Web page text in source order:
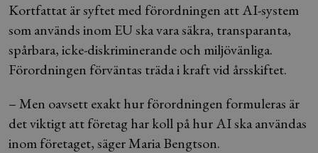
Kortfattat är syftet med förordningen att AI-system
som används inom EU ska vara säkra, transparanta,
spårbara, icke-diskriminerande och miljövänliga.
Förordningen förväntas träda i kraft vid årsskiftet.
– Men oavsett exakt hur förordningen formuleras är
det viktigt att företag har koll på hur AI ska användas
inom företaget, säger Maria Bengtson.